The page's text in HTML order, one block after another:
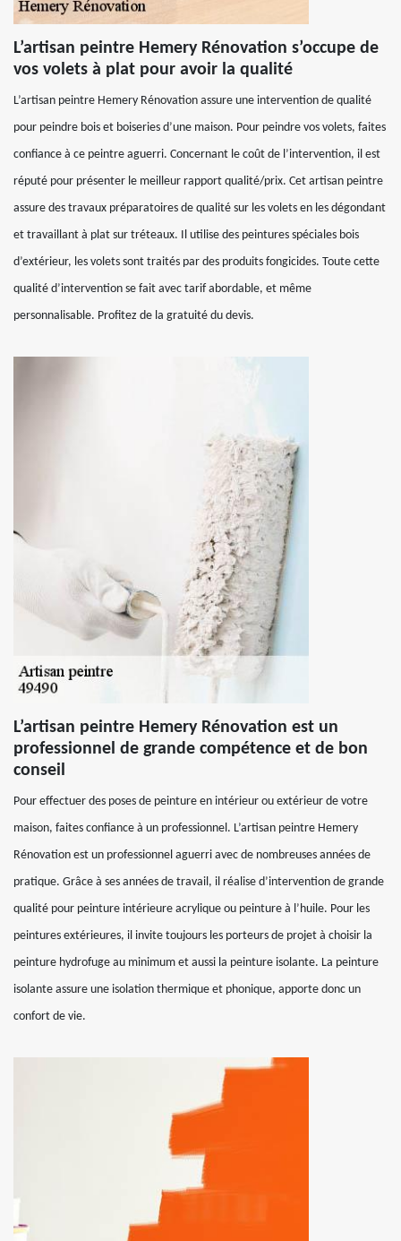
L’artisan peintre Hemery Rénovation s’occupe de
vos volets à plat pour avoir la qualité
L’artisan peintre Hemery Rénovation assure une intervention de qualité
pour peindre bois et boiseries d’une maison. Pour peindre vos volets, faites
confiance à ce peintre aguerri. Concernant le coût de l’intervention, il est
réputé pour présenter le meilleur rapport qualité/prix. Cet artisan peintre
assure des travaux préparatoires de qualité sur les volets en les dégondant
et travaillant à plat sur tréteaux. Il utilise des peintures spéciales bois
d’extérieur, les volets sont traités par des produits fongicides. Toute cette
qualité d’intervention se fait avec tarif abordable, et même
personnalisable. Profitez de la gratuité du devis.
L’artisan peintre Hemery Rénovation est un
professionnel de grande compétence et de bon
conseil
Pour effectuer des poses de peinture en intérieur ou extérieur de votre
maison, faites confiance à un professionnel. L’artisan peintre Hemery
Rénovation est un professionnel aguerri avec de nombreuses années de
pratique. Grâce à ses années de travail, il réalise d’intervention de grande
qualité pour peinture intérieure acrylique ou peinture à l’huile. Pour les
peintures extérieures, il invite toujours les porteurs de projet à choisir la
peinture hydrofuge au minimum et aussi la peinture isolante. La peinture
isolante assure une isolation thermique et phonique, apporte donc un
confort de vie.